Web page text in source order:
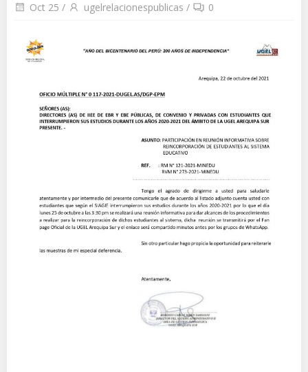
Oct 25 / ugelrelacionespublicas / 0